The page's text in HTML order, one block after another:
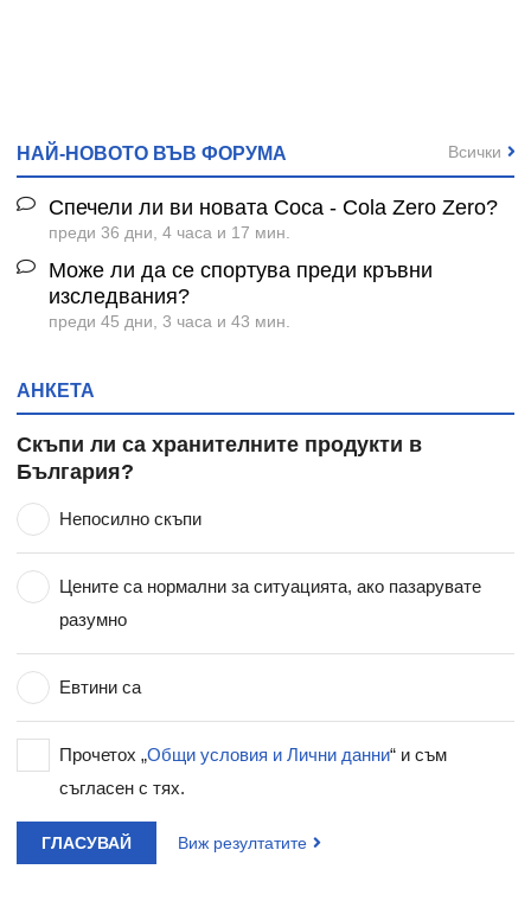
НАЙ-НОВОТО ВЪВ ФОРУМА
Спечели ли ви новата Coca - Cola Zero Zero?
преди 36 дни, 4 часа и 17 мин.
Може ли да се спортува преди кръвни
изследвания?
преди 45 дни, 3 часа и 43 мин.
Всички
АНКЕТА
Скъпи ли са хранителните продукти в
България?
Непосилно скъпи
Цените са нормални за ситуацията, ако пазарувате
разумно
Евтини са
Прочетох „Общи условия и Лични данни“ и съм
съгласен с тях.
ГЛАСУВАЙ Виж резултатите